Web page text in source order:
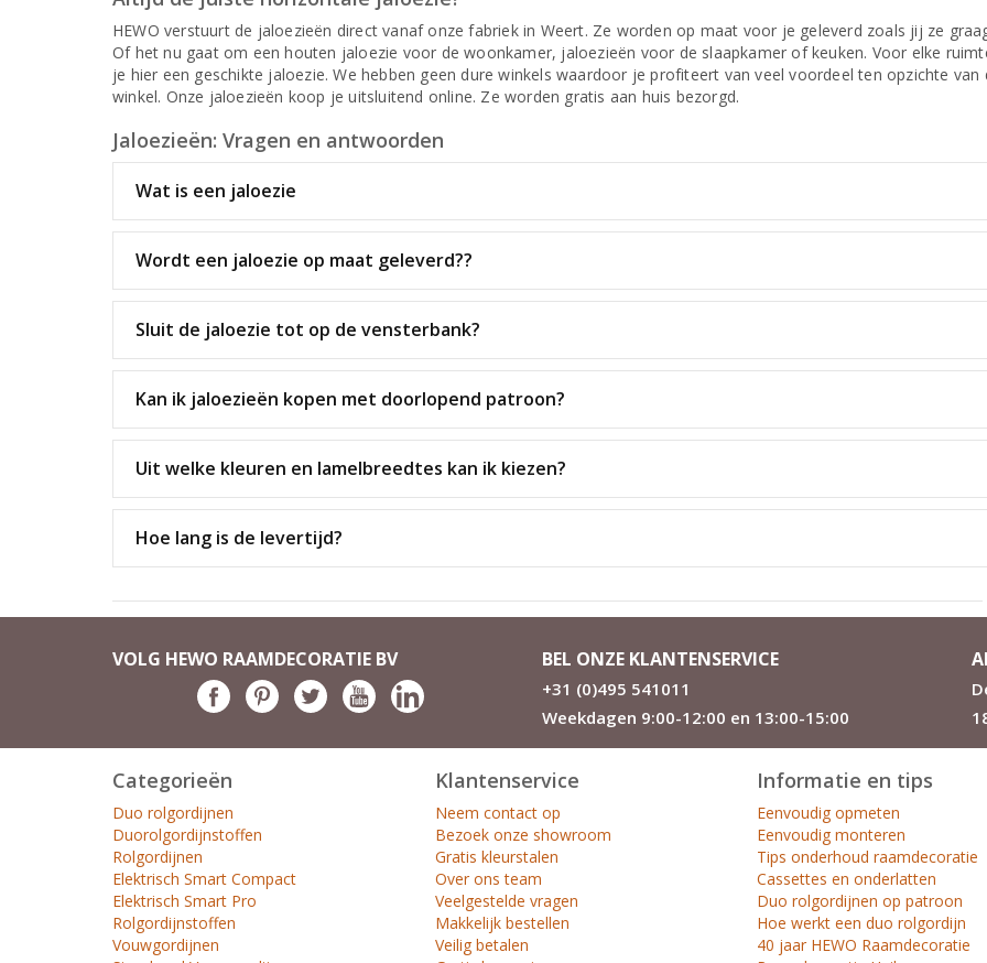
HEWO verstuurt de jaloezieën direct vanaf onze fabriek in Weert. Ze worden op maat voor je geleverd zoals jij ze
Of het nu gaat om een houten jaloezie voor de woonkamer, jaloezieën voor de slaapkamer of keuken. Voor elke
je hier een geschikte jaloezie. We hebben geen dure winkels waardoor je profiteert van veel voordeel ten opzichte van
winkel. Onze jaloezieën koop je uitsluitend online. Ze worden gratis aan huis bezorgd.
Jaloezieën: Vragen en antwoorden
Wat is een jaloezie
Wordt een jaloezie op maat geleverd??
Sluit de jaloezie tot op de vensterbank?
Kan ik jaloezieën kopen met doorlopend patroon?
Uit welke kleuren en lamelbreedtes kan ik kiezen?
Hoe lang is de levertijd?
VOLG HEWO RAAMDECORATIE BV BEL ONZE KLANTENSERVICE
+31 (0)495 541011
Weekdagen 9:00-12:00 en 13:00-15:00
Categorieën
Duo rolgordijnen
Duorolgordijnstoffen
Rolgordijnen
Elektrisch Smart Compact
Elektrisch Smart Pro
Rolgordijnstoffen
Vouwgordijnen
Klantenservice
Neem contact op
Bezoek onze showroom
Gratis kleurstalen
Over ons team
Veelgestelde vragen
Makkelijk bestellen
Veilig betalen
Informatie en tips
Eenvoudig opmeten
Eenvoudig monteren
Tips onderhoud raamdecoratie
Cassettes en onderlatten
Duo rolgordijnen op patroon
Hoe werkt een duo rolgordijn
40 jaar HEWO Raamdecoratie